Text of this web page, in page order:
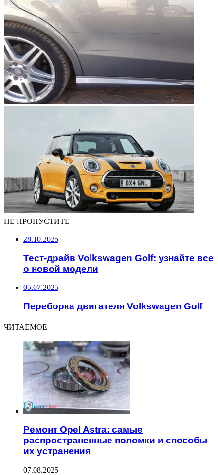
НЕ ПРОПУСТИТЕ
28.10.2025
Тест-драйв Volkswagen Golf: узнайте все
о новой модели
05.07.2025
Переборка двигателя Volkswagen Golf
ЧИТАЕМОЕ
Ремонт Opel Astra: самые
распространенные поломки и способы
их устранения
07.08.2025